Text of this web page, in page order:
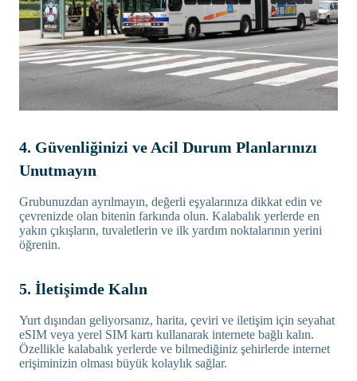
4. Güvenliğinizi ve Acil Durum Planlarınızı
Unutmayın
Grubunuzdan ayrılmayın, değerli eşyalarınıza dikkat edin ve
çevrenizde olan bitenin farkında olun. Kalabalık yerlerde en
yakın çıkışların, tuvaletlerin ve ilk yardım noktalarının yerini
öğrenin.
5. İletişimde Kalın
Yurt dışından geliyorsanız, harita, çeviri ve iletişim için seyahat
eSIM veya yerel SIM kartı kullanarak internete bağlı kalın.
Özellikle kalabalık yerlerde ve bilmediğiniz şehirlerde internet
erişiminizin olması büyük kolaylık sağlar.